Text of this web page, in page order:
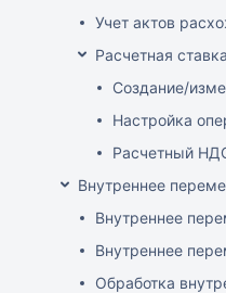
Учет актов
Расчетная
Создание/
Настройка
Расчетный
Внутреннее
Внутреннее
Внутреннее
Обработка